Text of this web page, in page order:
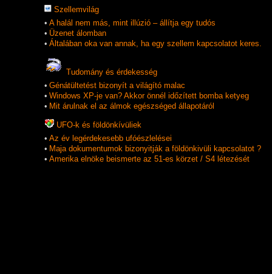
Szellemvilág
• A halál nem más, mint illúzió – állítja egy tudós
• Üzenet álomban
• Általában oka van annak, ha egy szellem kapcsolatot keres.
Tudomány és érdekesség
• Génátültetést bizonyít a világító malac
• Windows XP-je van? Akkor önnél időzített bomba ketyeg
• Mit árulnak el az álmok egészséged állapotáról
UFO-k és földönkí­vüliek
• Az év legérdekesebb ufóészlelései
• Maja dokumentumok bizonyitják a földönkivüli kapcsolatot ?
• Amerika elnöke beismerte az 51-es körzet / S4 létezését